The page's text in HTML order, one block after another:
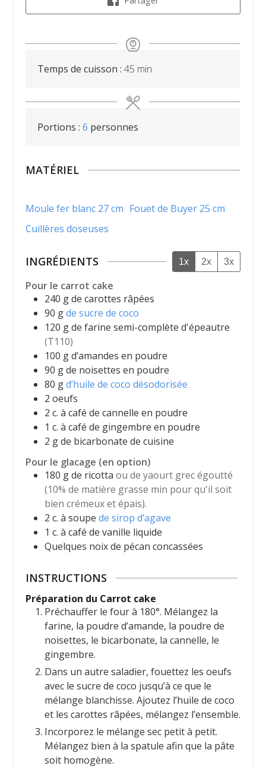
Temps de cuisson : 45 minutes
min
Portions : 6 personnes
MATÉRIEL
Moule fer blanc 27 cm Fouet de Buyer 25 cm
Cuillères doseuses
INGRÉDIENTS 1x 2x 3x
Pour le carrot cake
240 gde carottes râpées
90 gde sucre de coco
120 gde farine semi-complète d'épeautre
(T110)
100 gd’amandes en poudre
90 gde noisettes en poudre
80 gd’huile de coco désodorisée
2 oeufs
2 c. à café de cannelle en poudre
1 c. à café de gingembre en poudre
2 gde bicarbonate de cuisine
Pour le glacage (en option)
180 gde ricotta ou de yaourt grec égoutté
(10% de matière grasse min pour qu'il soit
bien crémeux et épais).
2 c. à soupe de sirop d’agave
1 c. à café de vanille liquide
Quelques noix de pécan concassées
INSTRUCTIONS
Préparation du Carrot cake
Préchauffer le four à 180°. Mélangez la
farine, la poudre d’amande, la poudre de
noisettes, le bicarbonate, la cannelle, le
gingembre.
Dans un autre saladier, fouettez les oeufs
avec le sucre de coco jusqu’à ce que le
mélange blanchisse. Ajoutez l’huile de coco
et les carottes râpées, mélangez l’ensemble.
Incorporez le mélange sec petit à petit.
Mélangez bien à la spatule afin que la pâte
soit homogène.